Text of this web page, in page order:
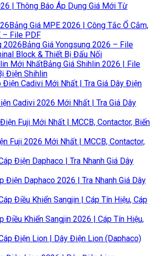
| Thông Báo Áp Dụng Giá Mới Từ
Bảng Giá MPE 2026 | Công Tắc Ổ Cắm,
– File PDF
Bảng Giá Yongsung 2026 – File
Block & Thiết Bị Đấu Nối
Bảng Giá Shihlin 2026 | File
Điện Shihlin
Cadivi 2026 Mới Nhất | Tra Giá Dây
Fuji 2026 Mới Nhất | MCCB, Contactor,
Điện Daphaco 2026 | Tra Nhanh Giá Dây
Điều Khiển Sangjin 2026 | Cáp Tín Hiệu,